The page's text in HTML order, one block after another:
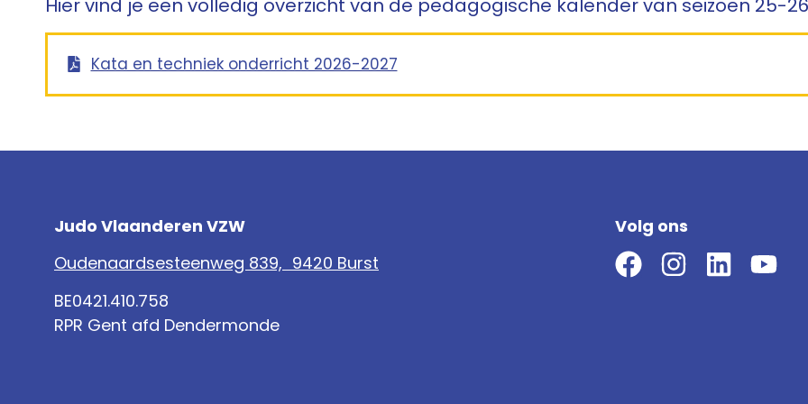
Hier vind je een volledig overzicht van de pedagogische kalender van seizoen 25-
Kata en techniek onderricht 2026-2027
Judo Vlaanderen VZW
Oudenaardsesteenweg 839, 9420 Burst
BE0421.410.758
RPR Gent afd Dendermonde
Volg ons